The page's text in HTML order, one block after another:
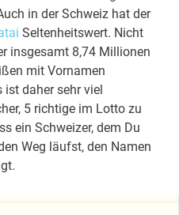
in der Schweiz hat der
Seltenheitswert. Nicht
insgesamt 8,74 Millionen
mit Vornamen
ist daher sehr viel
5 richtige im Lotto zu
ein Schweizer, dem Du
Weg läufst, den Namen